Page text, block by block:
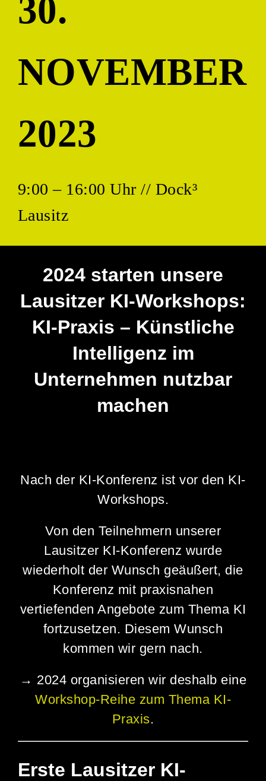
30.
NOVEMBER
2023
9:00 – 16:00 Uhr // Dock³
Lausitz
2024 starten unsere
Lausitzer KI-Workshops:
KI-Praxis – Künstliche
Intelligenz im
Unternehmen nutzbar
machen
Nach der KI-Konferenz ist vor den KI-
Workshops.
Von den Teilnehmern unserer
Lausitzer KI-Konferenz wurde
wiederholt der Wunsch geäußert, die
Konferenz mit praxisnahen
vertiefenden Angebote zum Thema KI
fortzusetzen. Diesem Wunsch
kommen wir gern nach.
→ 2024 organisieren wir deshalb eine
Workshop-Reihe zum Thema KI-
Praxis.
Erste Lausitzer KI-